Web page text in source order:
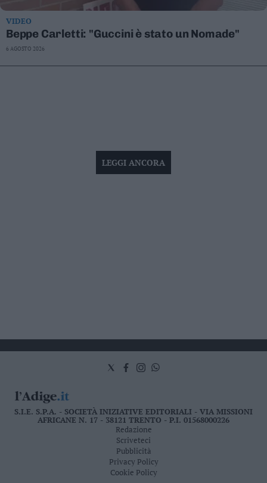
VIDEO
Beppe Carletti: "Guccini è stato un Nomade"
6 AGOSTO 2026
LEGGI ANCORA
S.I.E. S.P.A. - SOCIETÀ INIZIATIVE EDITORIALI - VIA MISSIONI
AFRICANE N. 17 - 38121 TRENTO - P.I. 01568000226
Redazione
Scriveteci
Pubblicità
Privacy Policy
Cookie Policy